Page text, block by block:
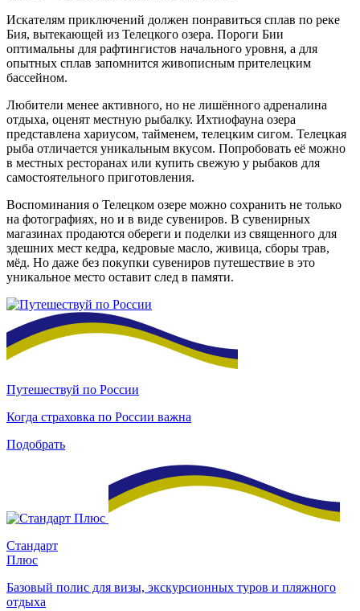
Искателям приключений должен понравиться сплав по реке
Бия, вытекающей из Телецкого озера. Пороги Бии
оптимальны для рафтингистов начального уровня, а для
опытных сплав запомнится живописным прителецким
бассейном.
Любители менее активного, но не лишённого адреналина
отдыха, оценят местную рыбалку. Ихтиофауна озера
представлена хариусом, тайменем, телецким сигом. Телецкая
рыба отличается уникальным вкусом. Попробовать её можно
в местных ресторанах или купить свежую у рыбаков для
самостоятельного приготовления.
Воспоминания о Телецком озере можно сохранить не только
на фотографиях, но и в виде сувениров. В сувенирных
магазинах продаются обереги и поделки из священного для
здешних мест кедра, кедровые масло, живица, сборы трав,
мёд. Но даже без покупки сувениров путешествие в это
уникальное место оставит след в памяти.
Путешествуй по России
Когда страховка по России важна
Подобрать
Стандарт
Плюс
Базовый полис для визы, экскурсионных туров и пляжного
отдыха